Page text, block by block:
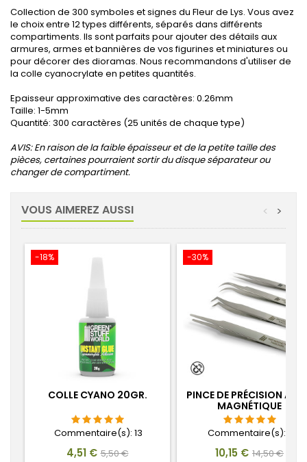
Collection de 300 symboles et signes du Fleur de Lys. Vous avez
le choix entre 12 types différents, séparés dans différents
compartiments. Ils sont parfaits pour ajouter des détails aux
armures, armes et bannières de vos figurines et miniatures ou
pour décorer des dioramas. Nous recommandons d'utiliser de
la colle cyanocrylate en petites quantités.
Epaisseur approximative des caractères: 0.26mm
Taille: 1-5mm
Quantité: 300 caractères (25 unités de chaque type)
AVIS: En raison de la faible épaisseur et de la petite taille des
pièces, certaines pourraient sortir du disque séparateur ou
changer de compartiment.
VOUS AIMEREZ AUSSI >
<
-18%
COLLE CYANO 20GR.
Commentaire(s): 13
Prix
4,51 € Prix
5,50 €
-30%
PINCE DE PRÉCISION
MAGNÉTIQUE
Commentaire(s):
Prix
10,15 € Prix
14,50 €